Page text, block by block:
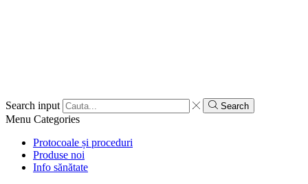
Search input Search
Menu Categories
Protocoale și proceduri
Produse noi
Info sănătate